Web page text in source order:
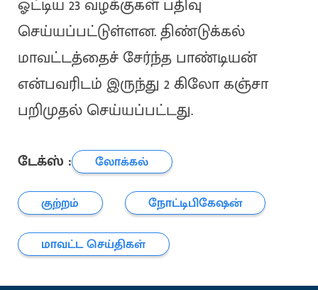
ஓட்டிய 23 வழக்குகள் பதிவு
செய்யப்பட்டுள்ளன. திண்டுக்கல்
மாவட்டத்தைச் சேர்ந்த பாண்டியன்
என்பவரிடம் இருந்து 2 கிலோ கஞ்சா
பறிமுதல் செய்யப்பட்டது.
டேக்ஸ் :
லோக்கல்
குற்றம்
நோட்டிபிகேஷன்
மாவட்ட செய்திகள்